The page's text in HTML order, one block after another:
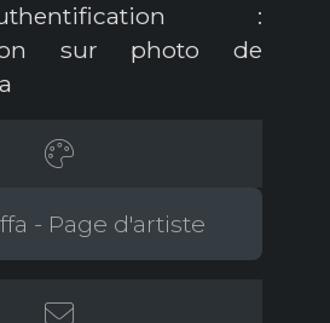
:
sur photo de
- Page d'artiste